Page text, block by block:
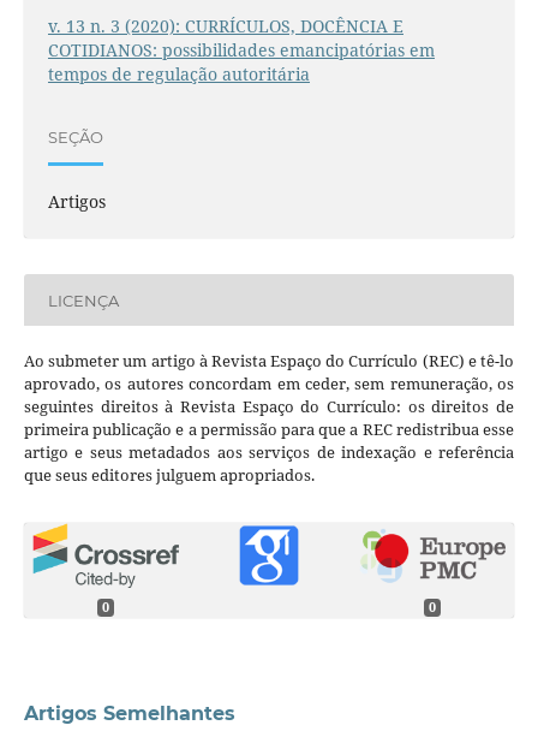
v. 13 n. 3 (2020): CURRÍCULOS, DOCÊNCIA E
COTIDIANOS: possibilidades emancipatórias em
tempos de regulação autoritária
SEÇÃO
Artigos
LICENÇA
Ao submeter um artigo à Revista Espaço do Currículo (REC) e tê-lo
aprovado, os autores concordam em ceder, sem remuneração, os
seguintes direitos à Revista Espaço do Currículo: os direitos de
primeira publicação e a permissão para que a REC redistribua esse
artigo e seus metadados aos serviços de indexação e referência
que seus editores julguem apropriados.
0 0
Artigos Semelhantes